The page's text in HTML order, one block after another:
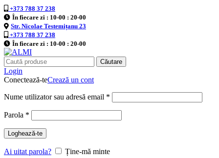
+373 788 37 238
În fiecare zi : 10-00 : 20-00
Str. Nicolae Testemițanu 23
+373 788 37 238
În fiecare zi : 10-00 : 20-00
Căutare
Login
Conectează-teCrează un cont
Nume utilizator sau adresă email *
Parola *
Loghează-te
Ai uitat parola?
Ține-mă minte